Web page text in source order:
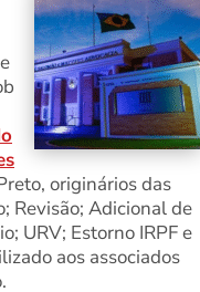
originários das
Revisão; Adicional de
URV; Estorno IRPF e
aos associados